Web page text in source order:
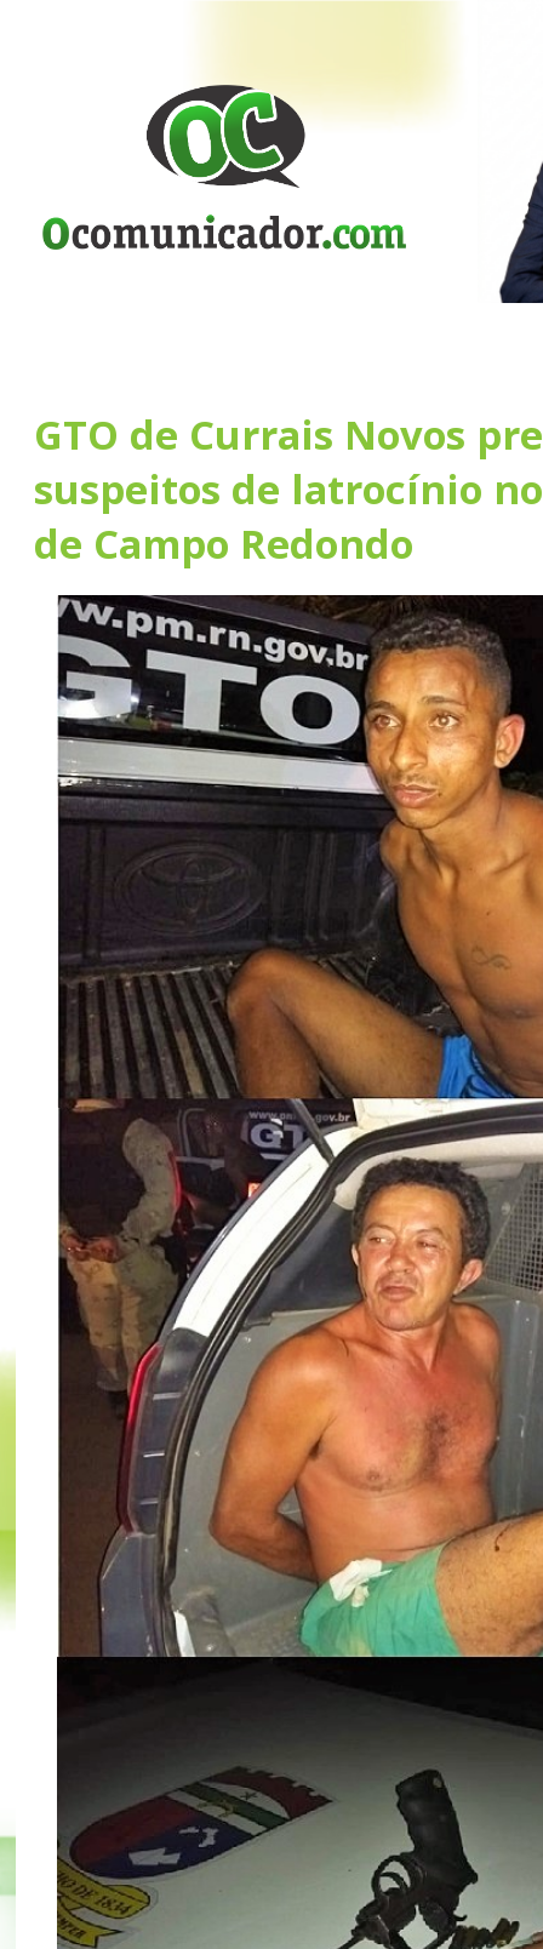
GTO de Currais Novos
suspeitos de latrocínio
de Campo Redondo